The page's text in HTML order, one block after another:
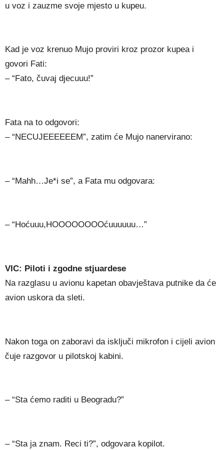
u voz i zauzme svoje mjesto u kupeu.
Kad je voz krenuo Mujo proviri kroz prozor kupea i
govori Fati:
– “Fato, čuvaj djecuuu!”
Fata na to odgovori:
– “NECUJEEEEEEM”, zatim će Mujo nanervirano:
– “Mahh…Je*i se”, a Fata mu odgovara:
– “Hoćuuu,HOOOOOOOOćuuuuuu…”
VIC: Piloti i zgodne stjuardese
Na razglasu u avionu kapetan obavještava putnike da će
avion uskora da sleti.
Nakon toga on zaboravi da isključi mikrofon i cijeli avion
čuje razgovor u pilotskoj kabini.
– “Sta ćemo raditi u Beogradu?”
– “Sta ja znam. Reci ti?”, odgovara kopilot.